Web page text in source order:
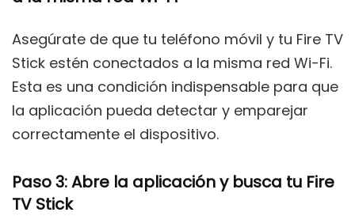
Asegúrate de que tu teléfono móvil y tu Fire TV
Stick estén conectados a la misma red Wi-Fi.
Esta es una condición indispensable para que
la aplicación pueda detectar y emparejar
correctamente el dispositivo.
Paso 3: Abre la aplicación y busca tu Fire
TV Stick